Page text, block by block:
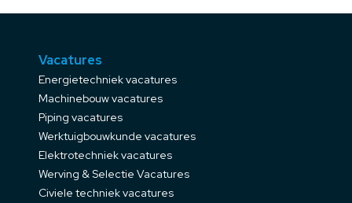
Vacatures
Energietechniek vacatures
Machinebouw vacatures
Piping vacatures
Werktuigbouwkunde vacatures
Elektrotechniek vacatures
Werving & Selectie Vacatures
Civiele techniek vacatures